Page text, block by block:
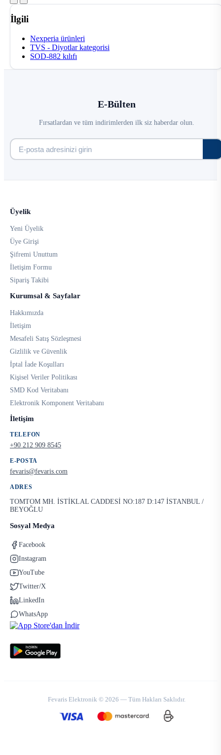
İlgili
Nexperia ürünleri
TVS - Diyotlar kategorisi
SOD-882 kılıfı
E-Bülten
Fırsatlardan ve tüm indirimlerden ilk siz haberdar olun.
Üyelik
Yeni Üyelik
Üye Girişi
Şifremi Unuttum
İletişim Formu
Sipariş Takibi
Kurumsal & Sayfalar
Hakkımızda
İletişim
Mesafeli Satış Sözleşmesi
Gizlilik ve Güvenlik
İptal İade Koşulları
Kişisel Veriler Politikası
SMD Kod Veritabanı
Elektronik Komponent Veritabanı
İletişim
TELEFON
+90 212 909 8545
E-POSTA
fevaris@fevaris.com
ADRES
TOMTOM MH. İSTİKLAL CADDESİ NO:187 D:147 İSTANBUL /
BEYOĞLU
Sosyal Medya
Facebook
Instagram
YouTube
Twitter/X
LinkedIn
WhatsApp
Fevaris Elektronik © 2026 — Tüm Hakları Saklıdır.